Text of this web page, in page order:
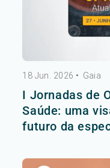
18 Jun. 2026 • Gaia
I Jornadas de
Saúde: uma
futuro da